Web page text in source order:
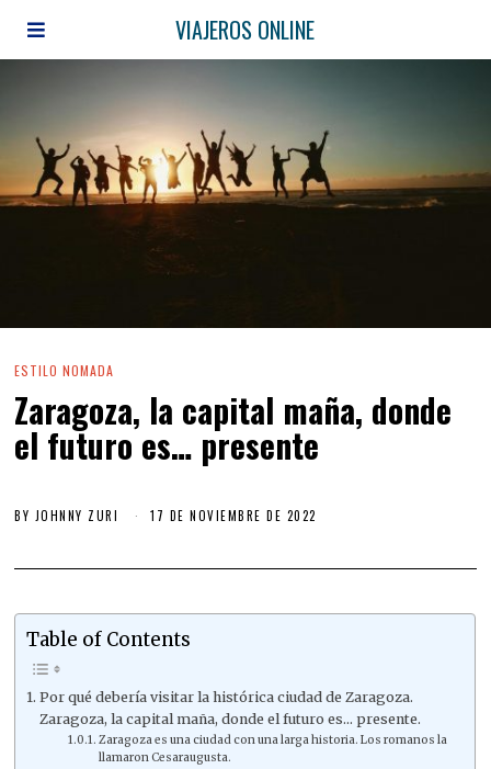
VIAJEROS ONLINE
ESTILO NOMADA
Zaragoza, la capital maña, donde
el futuro es… presente
BY JOHNNY ZURI 17 DE NOVIEMBRE DE 2022
Table of Contents
Por qué debería visitar la histórica ciudad de Zaragoza.
Zaragoza, la capital maña, donde el futuro es… presente.
Zaragoza es una ciudad con una larga historia. Los romanos la
llamaron Cesaraugusta.